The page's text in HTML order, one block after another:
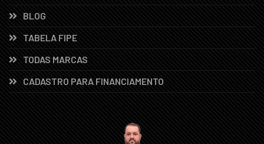
BLOG
TABELA FIPE
TODAS MARCAS
CADASTRO PARA FINANCIAMENTO